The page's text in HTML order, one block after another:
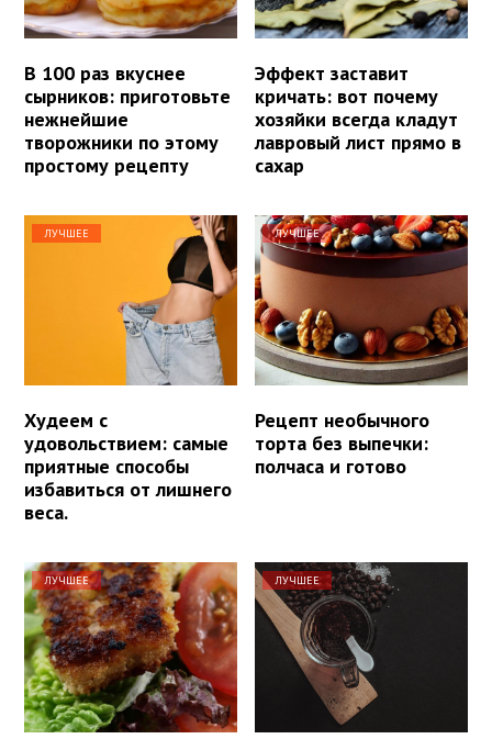
В 100 раз вкуснее
сырников: приготовьте
нежнейшие
творожники по этому
простому рецепту
Эффект заставит
кричать: вот почему
хозяйки всегда кладут
лавровый лист прямо в
сахар
ЛУЧШЕЕ
Худеем с
удовольствием: самые
приятные способы
избавиться от лишнего
веса.
ЛУЧШЕЕ
Рецепт необычного
торта без выпечки:
полчаса и готово
ЛУЧШЕЕ ЛУЧШЕЕ